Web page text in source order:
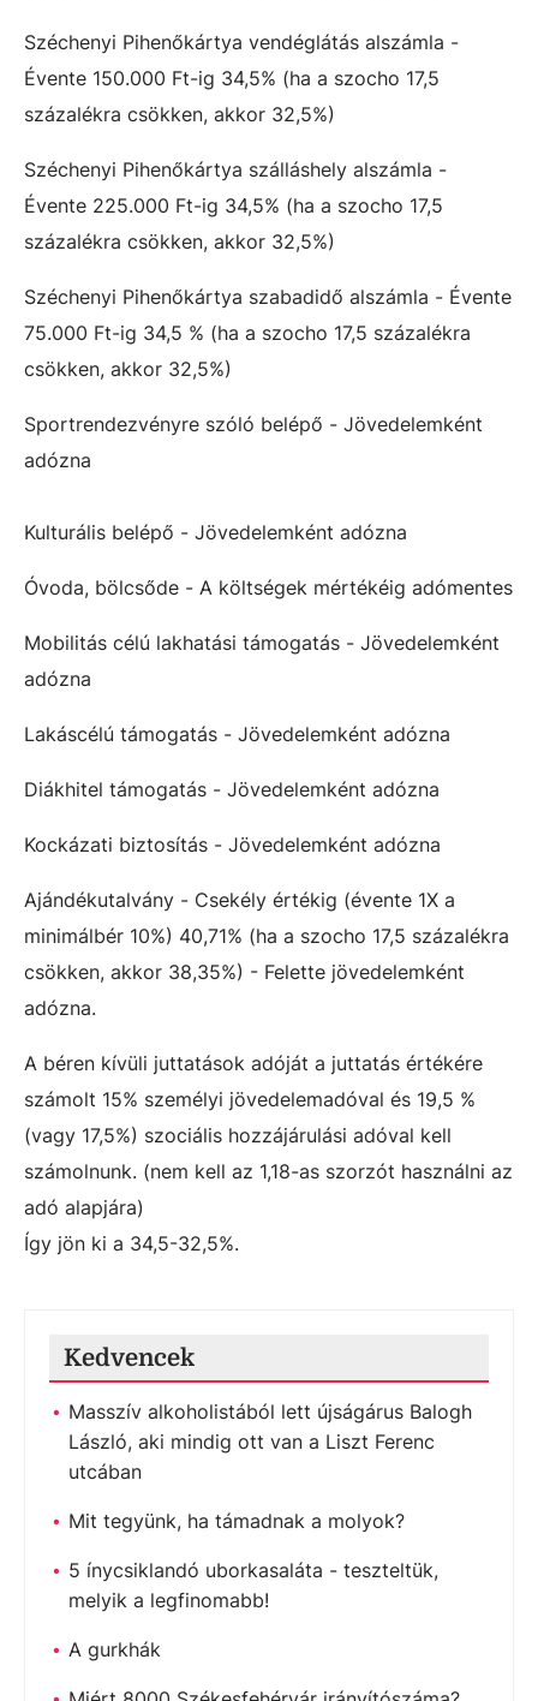
Széchenyi Pihenőkártya vendéglátás alszámla -
Évente 150.000 Ft-ig 34,5% (ha a szocho 17,5
százalékra csökken, akkor 32,5%)
Széchenyi Pihenőkártya szálláshely alszámla -
Évente 225.000 Ft-ig 34,5% (ha a szocho 17,5
százalékra csökken, akkor 32,5%)
Széchenyi Pihenőkártya szabadidő alszámla - Évente
75.000 Ft-ig 34,5 % (ha a szocho 17,5 százalékra
csökken, akkor 32,5%)
Sportrendezvényre szóló belépő - Jövedelemként
adózna
Kulturális belépő - Jövedelemként adózna
Óvoda, bölcsőde - A költségek mértékéig adómentes
Mobilitás célú lakhatási támogatás - Jövedelemként
adózna
Lakáscélú támogatás - Jövedelemként adózna
Diákhitel támogatás - Jövedelemként adózna
Kockázati biztosítás - Jövedelemként adózna
Ajándékutalvány - Csekély értékig (évente 1X a
minimálbér 10%) 40,71% (ha a szocho 17,5 százalékra
csökken, akkor 38,35%) - Felette jövedelemként
adózna.
A béren kívüli juttatások adóját a juttatás értékére
számolt 15% személyi jövedelemadóval és 19,5 %
(vagy 17,5%) szociális hozzájárulási adóval kell
számolnunk. (nem kell az 1,18-as szorzót használni az
adó alapjára)
Így jön ki a 34,5-32,5%.
Kedvencek
Masszív alkoholistából lett újságárus Balogh
László, aki mindig ott van a Liszt Ferenc
utcában
Mit tegyünk, ha támadnak a molyok?
5 ínycsiklandó uborkasaláta - teszteltük,
melyik a legfinomabb!
A gurkhák